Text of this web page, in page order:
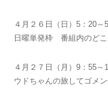
４月２６日（日）5：20～
日曜単発枠 番組内のど
４月２７日（月）9：55～
ウドちゃんの旅してゴメ